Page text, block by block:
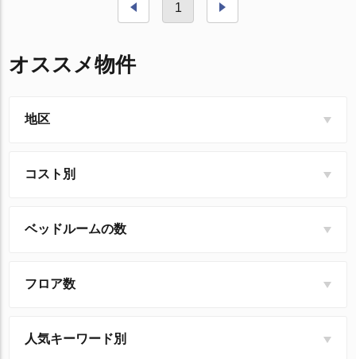
1
オススメ物件
地区
コスト別
ベッドルームの数
フロア数
人気キーワード別